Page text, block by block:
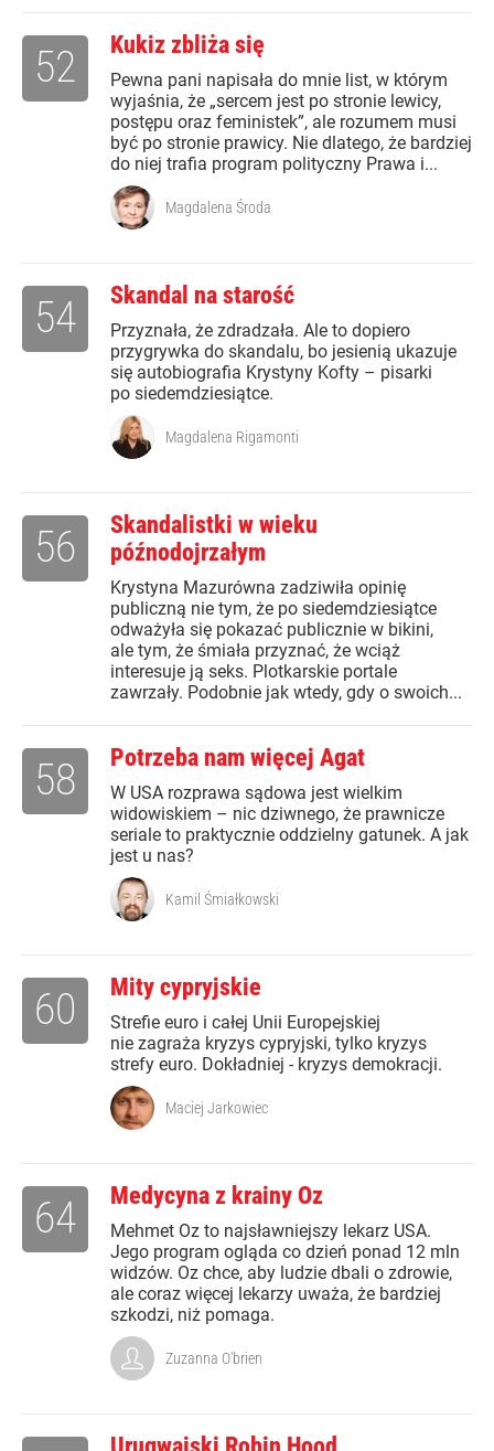
Kukiz zbliża się
Pewna pani napisała do mnie list, w którym
wyjaśnia, że „sercem jest po stronie lewicy,
postępu oraz feministek”, ale rozumem musi
być po stronie prawicy. Nie dlatego, że bardziej
do niej trafia program polityczny Prawa i...
52
Magdalena Środa
Skandal na starość
Przyznała, że zdradzała. Ale to dopiero
przygrywka do skandalu, bo jesienią ukazuje
się autobiografia Krystyny Kofty – pisarki
po siedemdziesiątce.
54
Magdalena Rigamonti
Skandalistki w wieku
późnodojrzałym
Krystyna Mazurówna zadziwiła opinię
publiczną nie tym, że po siedemdziesiątce
odważyła się pokazać publicznie w bikini,
ale tym, że śmiała przyznać, że wciąż
interesuje ją seks. Plotkarskie portale
zawrzały. Podobnie jak wtedy, gdy o swoich...
56
Potrzeba nam więcej Agat
W USA rozprawa sądowa jest wielkim
widowiskiem – nic dziwnego, że prawnicze
seriale to praktycznie oddzielny gatunek. A jak
jest u nas?
58
Kamil Śmiałkowski
Mity cypryjskie
Strefie euro i całej Unii Europejskiej
nie zagraża kryzys cypryjski, tylko kryzys
strefy euro. Dokładniej - kryzys demokracji.
60
Maciej Jarkowiec
Medycyna z krainy Oz
Mehmet Oz to najsławniejszy lekarz USA.
Jego program ogląda co dzień ponad 12 mln
widzów. Oz chce, aby ludzie dbali o zdrowie,
ale coraz więcej lekarzy uważa, że bardziej
szkodzi, niż pomaga.
64
Zuzanna O'brien